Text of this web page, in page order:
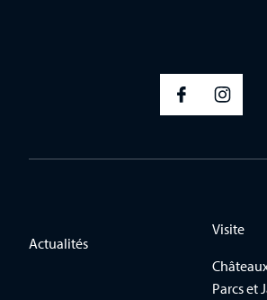
Actualités
Visite
Parcs et